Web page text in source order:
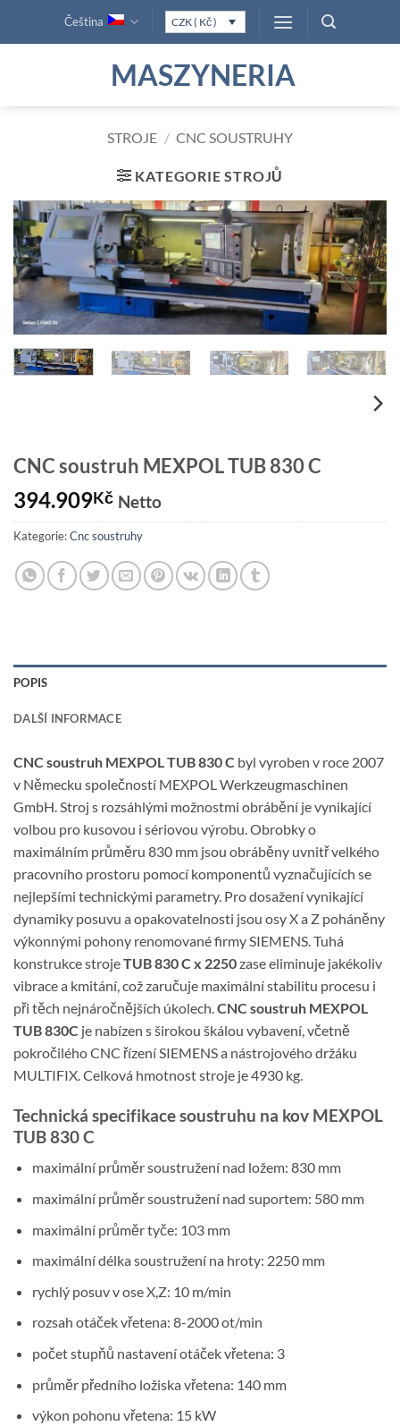
Čeština CZK ( Kč )
MASZYNERIA
STROJE / CNC SOUSTRUHY
KATEGORIE STROJŮ
CNC soustruh MEXPOL TUB 830 C
394.909Kč Netto
Kategorie:Cnc soustruhy
POPIS
DALŠÍ INFORMACE
CNC soustruh MEXPOL TUB 830 C byl vyroben v roce 2007
v Německu společností MEXPOL Werkzeugmaschinen
GmbH. Stroj s rozsáhlými možnostmi obrábění je vynikající
volbou pro kusovou i sériovou výrobu. Obrobky o
maximálním průměru 830 mm jsou obráběny uvnitř velkého
pracovního prostoru pomocí komponentů vyznačujících se
nejlepšími technickými parametry. Pro dosažení vynikající
dynamiky posuvu a opakovatelnosti jsou osy X a Z poháněny
výkonnými pohony renomované firmy SIEMENS. Tuhá
konstrukce strojeTUB 830 C x 2250zase eliminuje jakékoliv
vibrace a kmitání, což zaručuje maximální stabilitu procesu i
při těch nejnáročnějších úkolech.CNC soustruh MEXPOL
TUB 830C je nabízen s širokou škálou vybavení, včetně
pokročilého CNC řízení SIEMENS a nástrojového držáku
MULTIFIX. Celková hmotnost stroje je 4930 kg.
Technická specifikace soustruhu na kov MEXPOL
TUB 830 C
maximální průměr soustružení nad ložem: 830 mm
maximální průměr soustružení nad suportem: 580 mm
maximální průměr tyče: 103 mm
maximální délka soustružení na hroty: 2250 mm
rychlý posuv v ose X,Z: 10 m/min
rozsah otáček vřetena: 8-2000 ot/min
počet stupňů nastavení otáček vřetena: 3
průměr předního ložiska vřetena: 140 mm
výkon pohonu vřetena: 15 kW